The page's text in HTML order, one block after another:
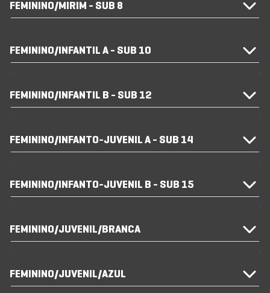
FEMININO/MIRIM - SUB 8
FEMININO/INFANTIL A - SUB 10
FEMININO/INFANTIL B - SUB 12
FEMININO/INFANTO-JUVENIL A - SUB 14
FEMININO/INFANTO-JUVENIL B - SUB 15
FEMININO/JUVENIL/BRANCA
FEMININO/JUVENIL/AZUL